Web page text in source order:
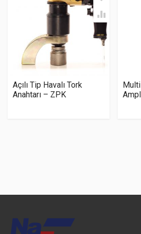
Açılı Tip Havalı Tork
Anahtarı – ZPK